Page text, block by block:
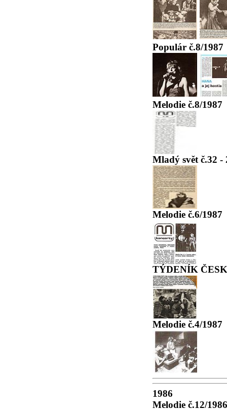
Populár č.8/1987
Melodie č.8/1987
Mladý svět č.32 -
Melodie č.6/1987
TÝDENÍK
Melodie č.4/1987
1986
Melodie č.12/1986